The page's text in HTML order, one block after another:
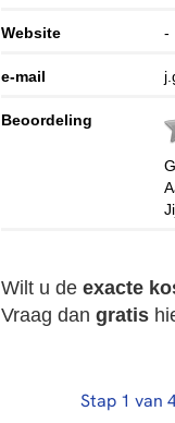
Website -
e-mail
Beoordeling
Wilt u deexacte
Vraag dangratis